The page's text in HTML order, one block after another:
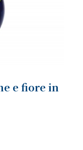
e fiore in